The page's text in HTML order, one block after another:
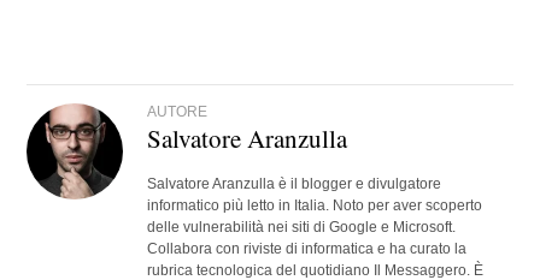
AUTORE
Salvatore Aranzulla
Salvatore Aranzulla è il blogger e divulgatore
informatico più letto in Italia. Noto per aver scoperto
delle vulnerabilità nei siti di Google e Microsoft.
Collabora con riviste di informatica e ha curato la
rubrica tecnologica del quotidiano Il Messaggero. È